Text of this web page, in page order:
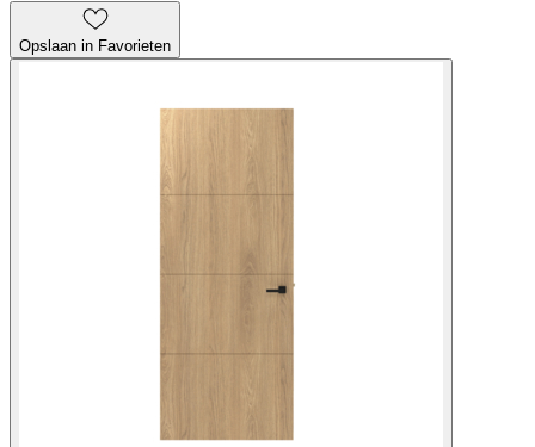
Opslaan in Favorieten